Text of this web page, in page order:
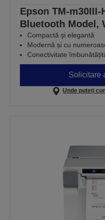
Epson TM-m30III-
Bluetooth Model,
Compactă și elegantă
Modernă și cu
Conectivitate
Solicitare
Unde puteți